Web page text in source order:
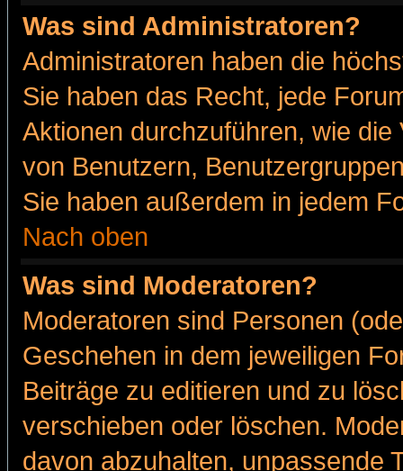
Was sind Administratoren?
Administratoren haben die
Sie haben das Recht, jede
Aktionen durchzuführen, wie
von Benutzern,
Sie haben außerdem in jedem
Nach oben
Was sind Moderatoren?
Moderatoren sind Personen
Geschehen in dem jeweiligen
Beiträge zu editieren und zu
verschieben oder löschen.
davon abzuhalten, unpassende